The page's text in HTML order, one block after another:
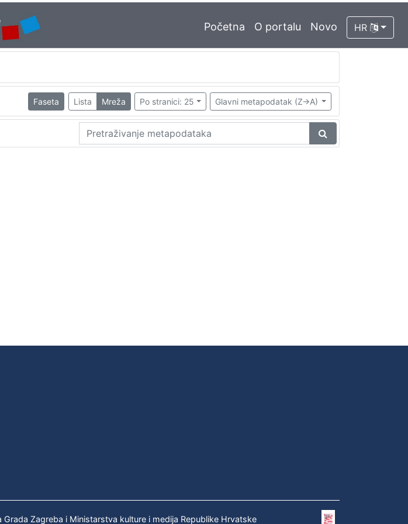
Početna O portalu Novo HR
Faseta Lista Mreža Po stranici: 25 Glavni metapodatak (Z->A)
Zagreba i Ministarstva kulture i medija Republike Hrvatske